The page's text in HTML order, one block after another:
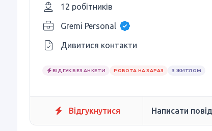
12 робітників
Gremi Personal
Дивитися контакти
ВІДГУК БЕЗ АНКЕТИ РОБОТА НА ЗАРАЗ З ЖИТЛОМ
Відгукнутися Написати